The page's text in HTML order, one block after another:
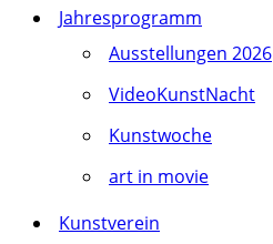
Jahresprogramm
Ausstellungen 2026
VideoKunstNacht
Kunstwoche
art in movie
Kunstverein